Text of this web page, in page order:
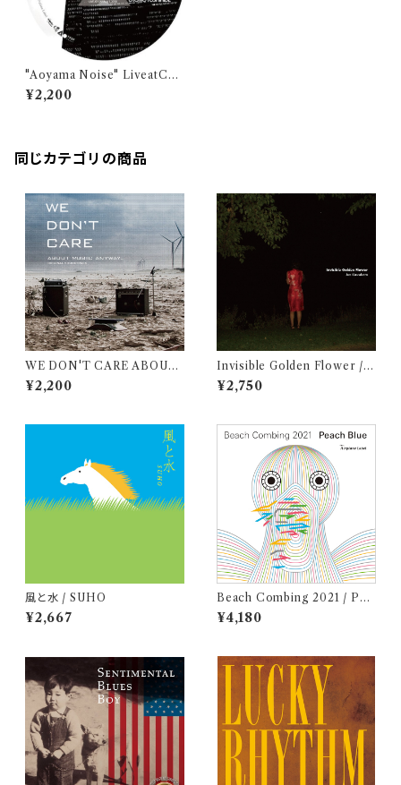
"Aoyama Noise" LiveatCay
/ 伊藤まく、美川俊治、大友良英、
エドウィン・ファン・デル・ハイデ、
¥2,200
同じカテゴリの商品
WE DON'T CARE ABOUT
MUSIC ANYWAY...ORIGI
NAL SOUNDTRACK / V.A
¥2,200
Invisible Golden Flower / J
un Kawabata
¥2,750
風と水 / SUHO
¥2,667
Beach Combing 2021 / Pea
ch Blue (LPレコード＋CD)
¥4,180